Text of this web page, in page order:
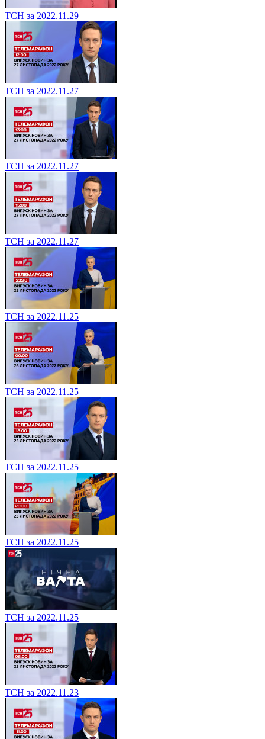
ТСН за 2022.11.29
ТСН за 2022.11.27
ТСН за 2022.11.27
ТСН за 2022.11.27
ТСН за 2022.11.25
ТСН за 2022.11.25
ТСН за 2022.11.25
ТСН за 2022.11.25
ТСН за 2022.11.25
ТСН за 2022.11.23